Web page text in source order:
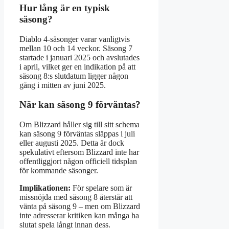
Hur lång är en typisk
säsong?
Diablo 4-säsonger varar vanligtvis
mellan 10 och 14 veckor. Säsong 7
startade i januari 2025 och avslutades
i april, vilket ger en indikation på att
säsong 8:s slutdatum ligger någon
gång i mitten av juni 2025.
När kan säsong 9 förväntas?
Om Blizzard håller sig till sitt schema
kan säsong 9 förväntas släppas i juli
eller augusti 2025. Detta är dock
spekulativt eftersom Blizzard inte har
offentliggjort någon officiell tidsplan
för kommande säsonger.
Implikationen: För spelare som är
missnöjda med säsong 8 återstår att
vänta på säsong 9 – men om Blizzard
inte adresserar kritiken kan många ha
slutat spela långt innan dess.